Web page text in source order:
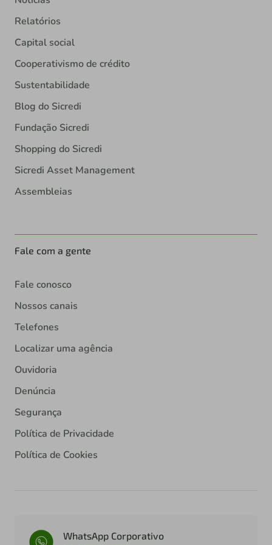
Relatórios
Capital social
Cooperativismo de crédito
Sustentabilidade
Blog do Sicredi
Fundação Sicredi
Shopping do Sicredi
Sicredi Asset Management
Assembleias
Fale com a gente
Fale conosco
Nossos canais
Telefones
Localizar uma agência
Ouvidoria
Denúncia
Segurança
Política de Privacidade
Política de Cookies
WhatsApp Corporativo